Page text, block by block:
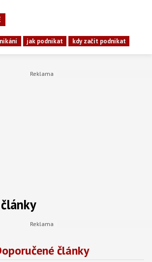
jak podnikat kdy začít podnikat
články